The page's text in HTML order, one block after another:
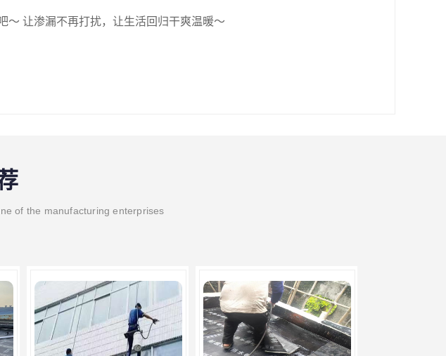
～ 让渗漏不再打扰，让生活回归干爽温暖～
of the manufacturing enterprises